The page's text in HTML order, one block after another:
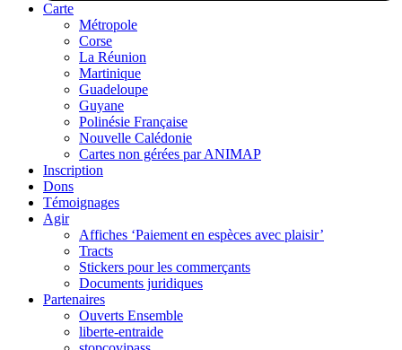
Carte
Métropole
Corse
La Réunion
Martinique
Guadeloupe
Guyane
Polinésie Française
Nouvelle Calédonie
Cartes non gérées par ANIMAP
Inscription
Dons
Témoignages
Agir
Affiches ‘Paiement en espèces avec plaisir’
Tracts
Stickers pour les commerçants
Documents juridiques
Partenaires
Ouverts Ensemble
liberte-entraide